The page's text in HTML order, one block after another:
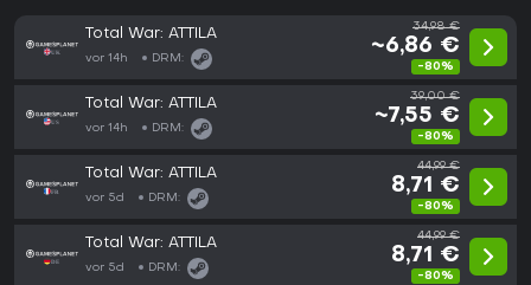
Total War: ATTILA
vor 14h DRM:
34,98 €
~6,86 €
-80%
Total War: ATTILA
vor 14h DRM:
39,00 €
~7,55 €
-80%
Total War: ATTILA
vor 5d DRM:
44,99 €
8,71 €
-80%
Total War: ATTILA
vor 5d DRM:
44,99 €
8,71 €
-80%